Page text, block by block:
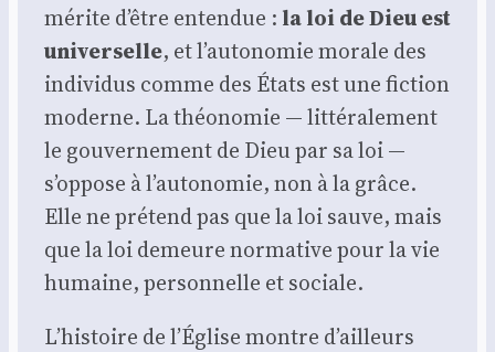
mérite d’être enten­due : la loi de Dieu est
uni­ver­selle, et l’autonomie morale des
indi­vi­dus comme des États est une fic­tion
moderne. La théo­no­mie — lit­té­ra­le­ment
le gou­ver­ne­ment de Dieu par sa loi —
s’oppose à l’autonomie, non à la grâce.
Elle ne pré­tend pas que la loi sauve, mais
que la loi demeure nor­ma­tive pour la vie
humaine, per­son­nelle et sociale.
L’histoire de l’Église montre d’ailleurs